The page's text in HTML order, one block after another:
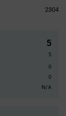
2304
5
5
0
0
N/A